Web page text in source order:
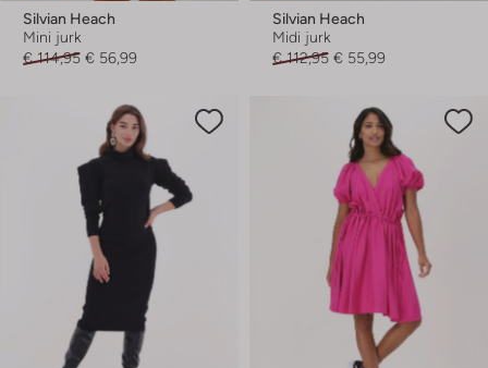
Silvian Heach
Mini jurk
€ 114,95 € 56,99
Silvian Heach
Midi jurk
€ 112,95 € 55,99